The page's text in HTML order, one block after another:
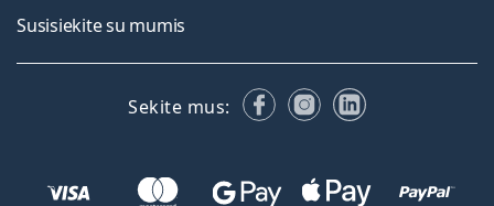
Susisiekite su mumis
Sekite mus: FacebookInstagram
LinkedIn